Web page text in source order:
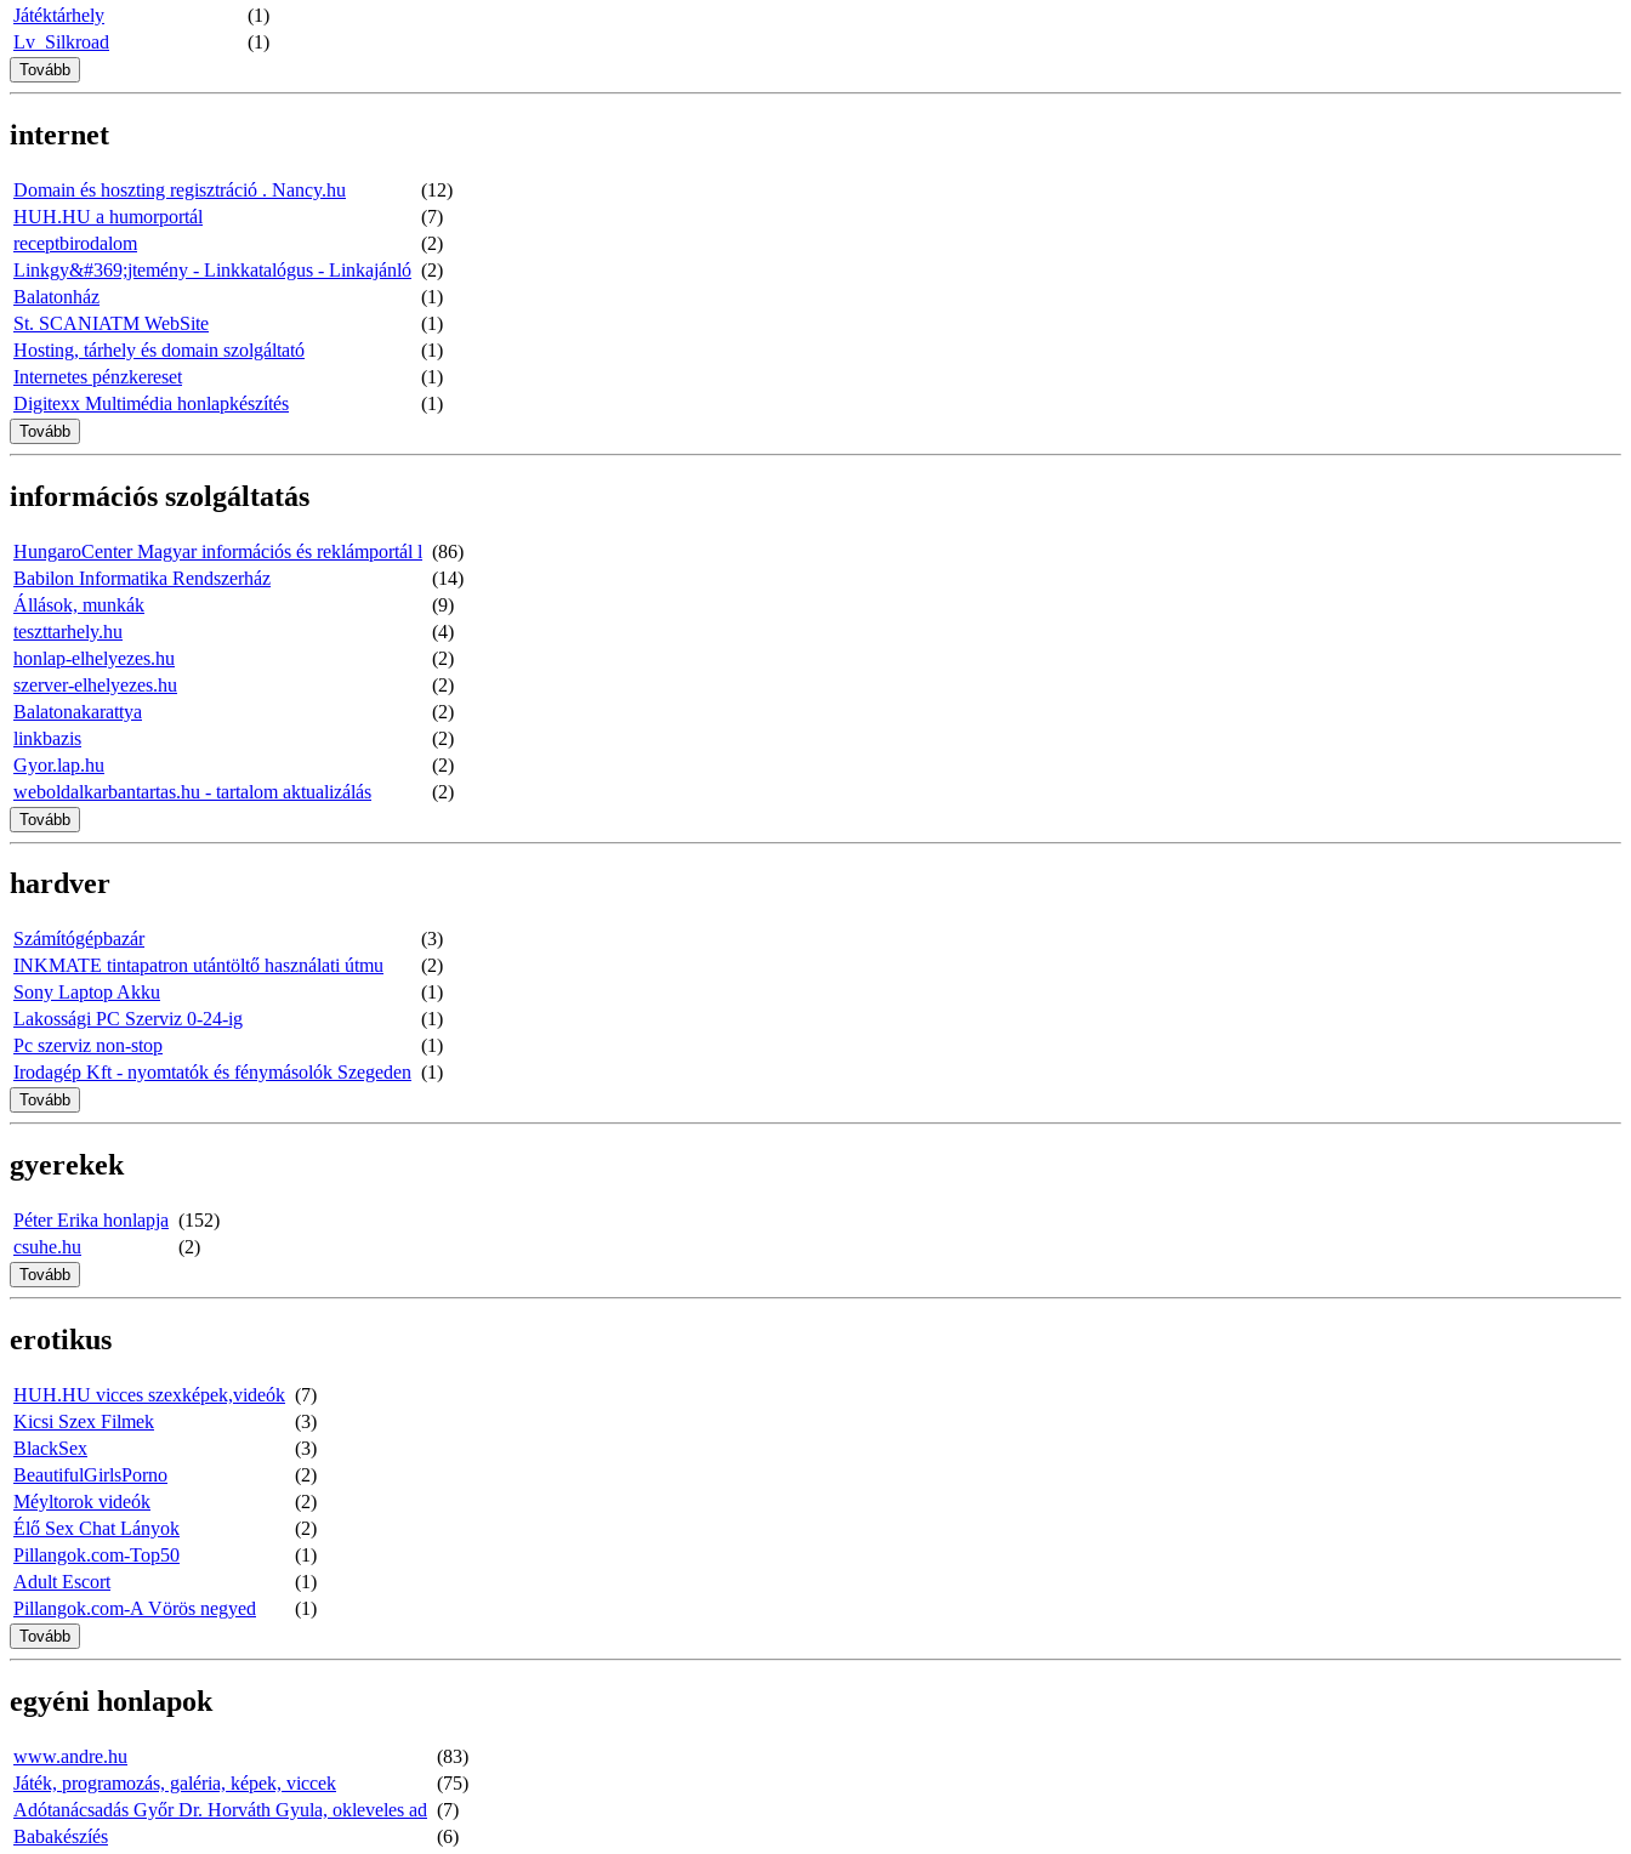
Játéktárhely
(1)
Lv_Silkroad
(1)
Tovább
internet
Domain és hoszting regisztráció . Nancy.hu
(12)
HUH.HU a humorportál
(7)
receptbirodalom
(2)
Linkgy&#369;jtemény - Linkkatalógus - Linkajánló (2)
Balatonház
(1)
St. SCANIATM WebSite
(1)
Hosting, tárhely és domain szolgáltató
(1)
Internetes pénzkereset
(1)
Digitexx Multimédia honlapkészítés
(1)
Tovább
információs szolgáltatás
HungaroCenter Magyar információs és reklámportál l (86)
Babilon Informatika Rendszerház
(14)
Állások, munkák
(9)
teszttarhely.hu
(4)
honlap-elhelyezes.hu
(2)
szerver-elhelyezes.hu
(2)
Balatonakarattya
(2)
linkbazis
(2)
Gyor.lap.hu
(2)
weboldalkarbantartas.hu - tartalom aktualizálás
(2)
Tovább
hardver
Számítógépbazár
(3)
INKMATE tintapatron utántöltő használati útmu
(2)
Sony Laptop Akku
(1)
Lakossági PC Szerviz 0-24-ig
(1)
Pc szerviz non-stop
(1)
Irodagép Kft - nyomtatók és fénymásolók Szegeden (1)
Tovább
gyerekek
Péter Erika honlapja (152)
csuhe.hu
(2)
Tovább
erotikus
HUH.HU vicces szexképek,videók (7)
Kicsi Szex Filmek
(3)
BlackSex
(3)
BeautifulGirlsPorno
(2)
Méyltorok videók
(2)
Élő Sex Chat Lányok
(2)
Pillangok.com-Top50
(1)
Adult Escort
(1)
Pillangok.com-A Vörös negyed
(1)
Tovább
egyéni honlapok
www.andre.hu
(83)
Játék, programozás, galéria, képek, viccek
(75)
Adótanácsadás Győr Dr. Horváth Gyula, okleveles ad (7)
Babakészíés
(6)